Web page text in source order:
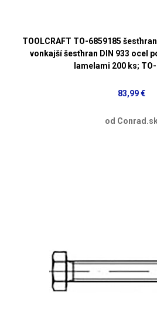
TOOLCRAFT TO-6859185
vonkajší šesťhran DIN 933 ocel
lamelami 200 ks;
83,99 €
od